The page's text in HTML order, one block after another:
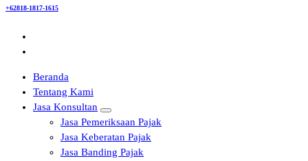
+62818-1817-1615
Beranda
Tentang Kami
Jasa Konsultan
Jasa Pemeriksaan Pajak
Jasa Keberatan Pajak
Jasa Banding Pajak